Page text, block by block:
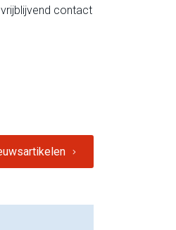
contact